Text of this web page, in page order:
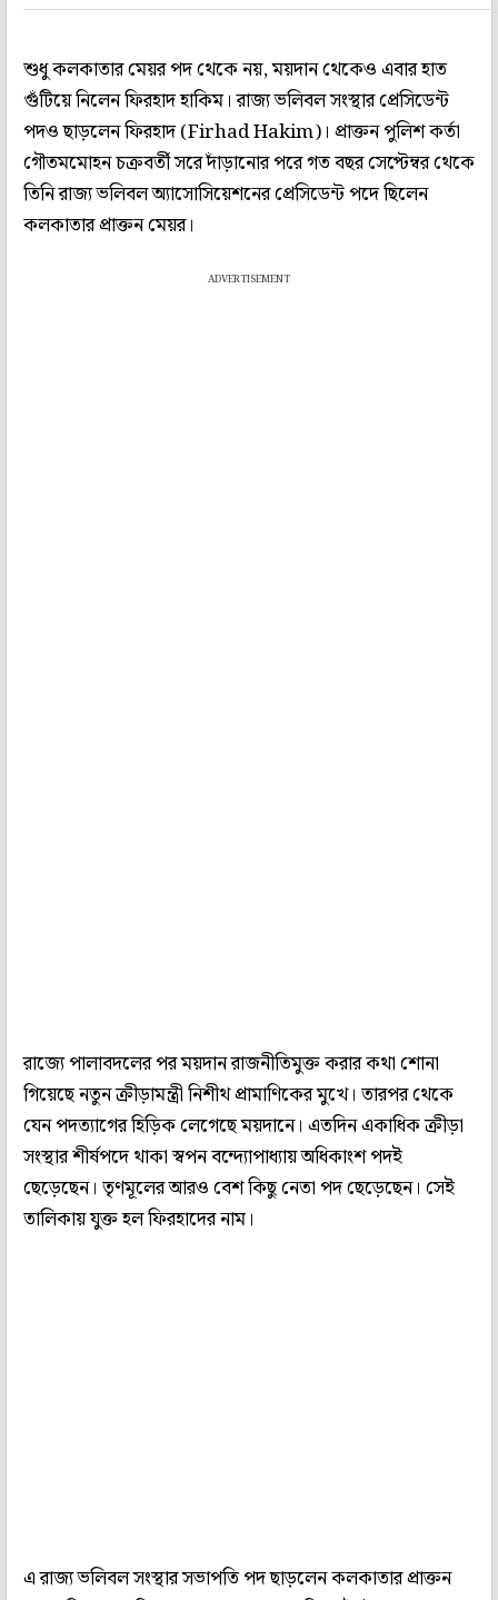
শুধু কলকাতার মেয়র পদ থেকে নয়, ময়দান থেকেও এবার হাত
গুঁটিয়ে নিলেন ফিরহাদ হাকিম। রাজ্য ভলিবল সংস্থার প্রেসিডেন্ট
পদও ছাড়লেন ফিরহাদ (Firhad Hakim)। প্রাক্তন পুলিশ কর্তা
গৌতমমোহন চক্রবর্তী সরে দাঁড়ানোর পরে গত বছর সেপ্টেম্বর থেকে
তিনি রাজ্য ভলিবল অ্যাসোসিয়েশনের প্রেসিডেন্ট পদে ছিলেন
কলকাতার প্রাক্তন মেয়র।
ADVERTISEMENT
রাজ্যে পালাবদলের পর ময়দান রাজনীতিমুক্ত করার কথা শোনা
গিয়েছে নতুন ক্রীড়ামন্ত্রী নিশীথ প্রামাণিকের মুখে। তারপর থেকে
যেন পদত্যাগের হিড়িক লেগেছে ময়দানে। এতদিন একাধিক ক্রীড়া
সংস্থার শীর্ষপদে থাকা স্বপন বন্দ্যোপাধ্যায় অধিকাংশ পদই
ছেড়েছেন। তৃণমূলের আরও বেশ কিছু নেতা পদ ছেড়েছেন। সেই
তালিকায় যুক্ত হল ফিরহাদের নাম।
এ রাজ্য ভলিবল সংস্থার সভাপতি পদ ছাড়লেন কলকাতার প্রাক্তন